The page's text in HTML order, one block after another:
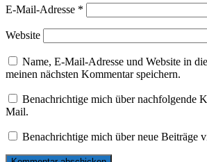
E-Mail-Adresse *
Website
Name, E-Mail-Adresse und Website in
meinen nächsten Kommentar speichern.
Benachrichtige mich über nachfolgende
Mail.
Benachrichtige mich über neue Beiträge